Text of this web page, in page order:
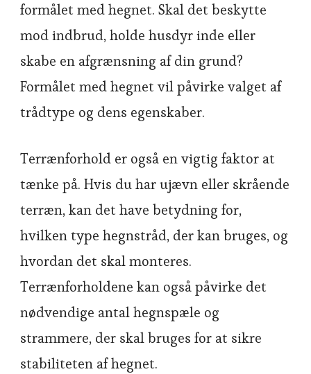
formålet med hegnet. Skal det beskytte
mod indbrud, holde husdyr inde eller
skabe en afgrænsning af din grund?
Formålet med hegnet vil påvirke valget af
trådtype og dens egenskaber.
Terrænforhold er også en vigtig faktor at
tænke på. Hvis du har ujævn eller skrående
terræn, kan det have betydning for,
hvilken type hegnstråd, der kan bruges, og
hvordan det skal monteres.
Terrænforholdene kan også påvirke det
nødvendige antal hegnspæle og
strammere, der skal bruges for at sikre
stabiliteten af hegnet.